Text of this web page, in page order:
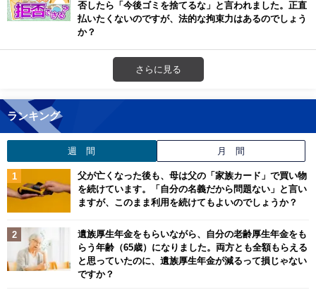
否したら「今後ゴミを捨てるな」と言われました。正直
払いたくないのですが、法的な拘束力はあるのでしょう
か？
さらに見る
ランキング
週 間 月 間
父が亡くなった後も、母は父の「家族カード」で買い物
を続けています。「自分の名義だから問題ない」と言い
ますが、このまま利用を続けてもよいのでしょうか？
遺族厚生年金をもらいながら、自分の老齢厚生年金をも
らう年齢（65歳）になりました。両方とも全額もらえる
と思っていたのに、遺族厚生年金が減るって損じゃない
ですか？